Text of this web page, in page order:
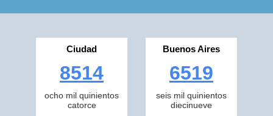
Ciudad
8514
ocho mil quinientos
catorce
Buenos Aires
6519
seis mil quinientos
diecinueve